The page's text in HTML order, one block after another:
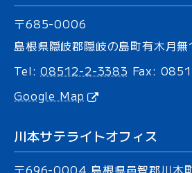
〒685-0006
島根県隠岐郡隠岐の島町有木月
Tel:08512-2-3383 Fax:
Google Map
川本サテライトオフィス
〒696-0004 島根県邑智郡川本